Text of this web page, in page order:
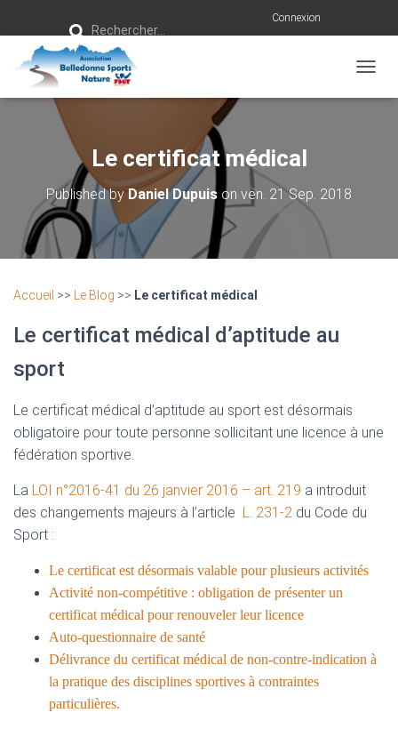
:
Rechercher…
Connexion
Le certificat médical
Published by Daniel Dupuis on ven. 21 Sep. 2018
Accueil >> Le Blog >> Le certificat médical
Le certificat médical d’aptitude au
sport
Le certificat médical d’aptitude au sport est désormais
obligatoire pour toute personne sollicitant une licence à une
fédération sportive.
La LOI n°2016-41 du 26 janvier 2016 – art. 219 a introduit
des changements majeurs à l’article L. 231-2 du Code du
Sport :
Le certificat est désormais valable pour plusieurs activités
Activité non-compétitive : obligation de présenter un
certificat médical pour renouveler leur licence
Auto-questionnaire de santé
Délivrance du certificat médical de non-contre-indication à
la pratique des disciplines sportives à contraintes
particulières.